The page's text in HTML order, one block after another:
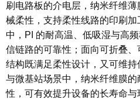
刷电路板的介电层，纳米纤维
械柔性，支持柔性线路的印刷
中，PI 的耐高温、低吸湿与高
信链路的可靠性；面向可折叠
结构既满足柔性设计，又可维
与微基站场景中，纳米纤维膜
性，可有效提升设备的长寿命与